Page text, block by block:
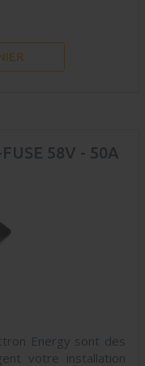
58V - 50A
Energy sont des
votre installation